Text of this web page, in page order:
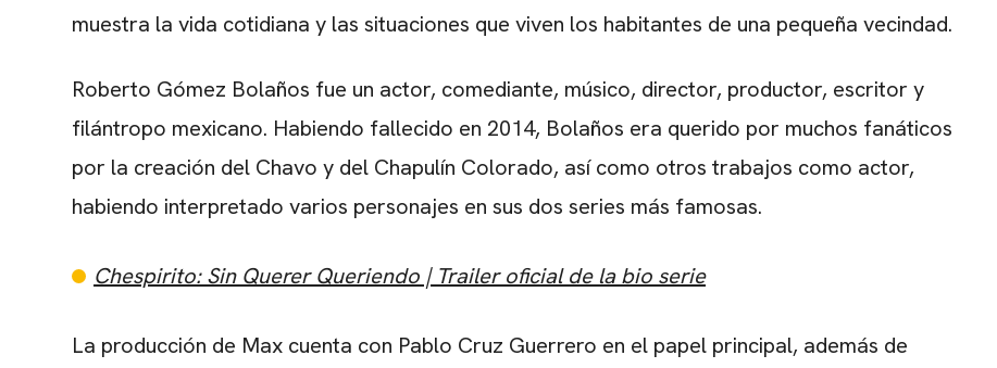
muestra la vida cotidiana y las situaciones que viven los habitantes de una pequeña vecindad.
Roberto Gómez Bolaños fue un actor, comediante, músico, director, productor, escritor y
filántropo mexicano. Habiendo fallecido en 2014, Bolaños era querido por muchos fanáticos
por la creación del Chavo y del Chapulín Colorado, así como otros trabajos como actor,
habiendo interpretado varios personajes en sus dos series más famosas.
Chespirito: Sin Querer Queriendo | Trailer oficial de la bio serie
La producción de Max cuenta con Pablo Cruz Guerrero en el papel principal, además de